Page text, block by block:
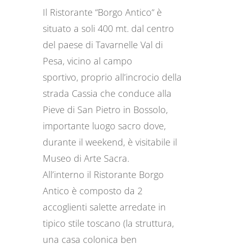
Il Ristorante “Borgo Antico“ è
situato a soli 400 mt. dal centro
del paese di Tavarnelle Val di
Pesa, vicino al campo
sportivo, proprio all’incrocio della
strada Cassia che conduce alla
Pieve di San Pietro in Bossolo,
importante luogo sacro dove,
durante il weekend, è visitabile il
Museo di Arte Sacra.
All’interno il Ristorante Borgo
Antico è composto da 2
accoglienti salette arredate in
tipico stile toscano (la struttura,
una casa colonica ben